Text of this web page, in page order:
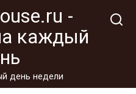
-
каждый
день недели